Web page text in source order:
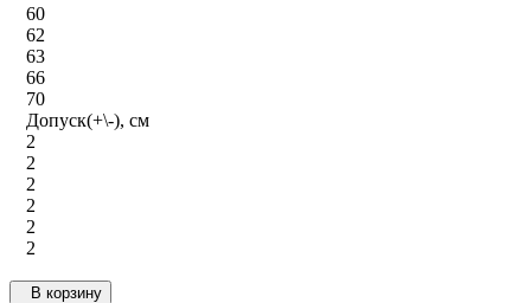
60
62
63
66
70
Допуск(+\-), см
2
2
2
2
2
2
В корзину